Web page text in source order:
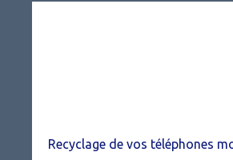
Recyclage de vos téléphones